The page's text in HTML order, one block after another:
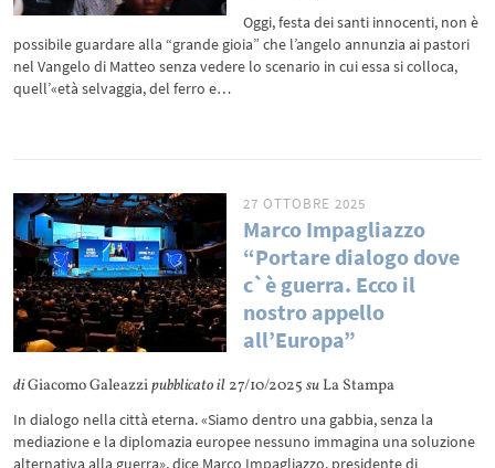
Oggi, festa dei santi innocenti, non è
possibile guardare alla “grande gioia” che l’angelo annunzia ai pastori
nel Vangelo di Matteo senza vedere lo scenario in cui essa si colloca,
quell’«età selvaggia, del ferro e…
27 OTTOBRE 2025
Marco Impagliazzo
“Portare dialogo dove
c`è guerra. Ecco il
nostro appello
all’Europa”
diGiacomo Galeazzipubblicato il 27/10/2025su La Stampa
In dialogo nella città eterna. «Siamo dentro una gabbia, senza la
mediazione e la diplomazia europee nessuno immagina una soluzione
alternativa alla guerra», dice Marco Impagliazzo, presidente di